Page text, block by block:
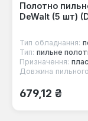
Полотно
DeWalt (5 шт)
Тип обладнання:
Тип: пильне
Призначення:
Довжина
Звичайна ціна:
679,12 ₴